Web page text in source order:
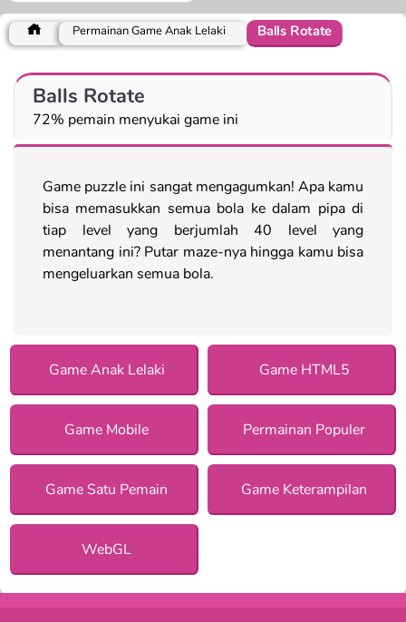
Permainan Game Anak Lelaki Balls Rotate
Balls Rotate
72% pemain menyukai game ini
Game puzzle ini sangat mengagumkan! Apa kamu
bisa memasukkan semua bola ke dalam pipa di
tiap level yang berjumlah 40 level yang
menantang ini? Putar maze-nya hingga kamu bisa
mengeluarkan semua bola.
Game Anak Lelaki Game HTML5
Game Mobile Permainan Populer
Game Satu Pemain Game Keterampilan
WebGL